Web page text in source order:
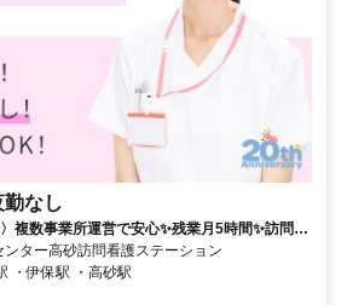
なし
〉複数事業所運営で安心✨残業月5時間✨訪問看
ンター高砂訪問看護ステーション
・伊保駅 ・高砂駅